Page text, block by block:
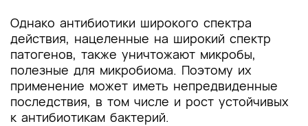
Однако антибиотики широкого спектра
действия, нацеленные на широкий спектр
патогенов, также уничтожают микробы,
полезные для микробиома. Поэтому их
применение может иметь непредвиденные
последствия, в том числе и рост устойчивых
к антибиотикам бактерий.